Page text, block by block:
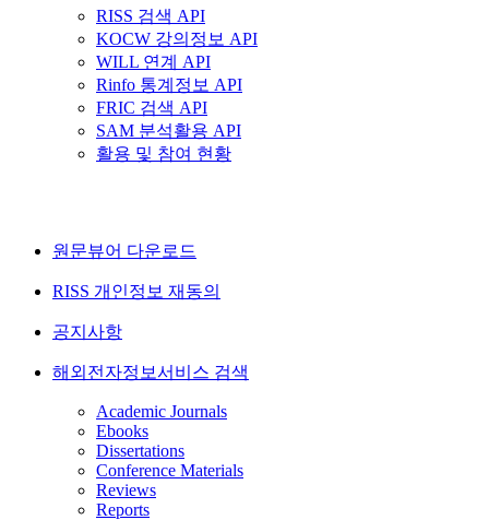
RISS 검색 API
KOCW 강의정보 API
WILL 연계 API
Rinfo 통계정보 API
FRIC 검색 API
SAM 분석활용 API
활용 및 참여 현황
원문뷰어 다운로드
RISS 개인정보 재동의
공지사항
해외전자정보서비스 검색
Academic Journals
Ebooks
Dissertations
Conference Materials
Reviews
Reports